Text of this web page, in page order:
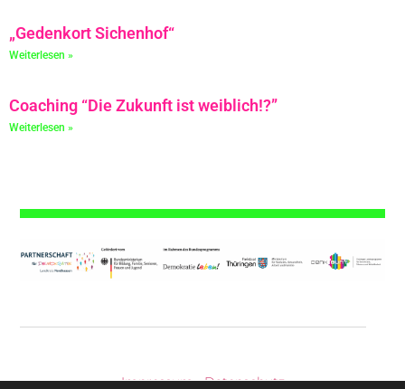
„Gedenkort Sichenhof“
Weiterlesen »
Coaching “Die Zukunft ist weiblich!?”
Weiterlesen »
Impressum|Datenschutz